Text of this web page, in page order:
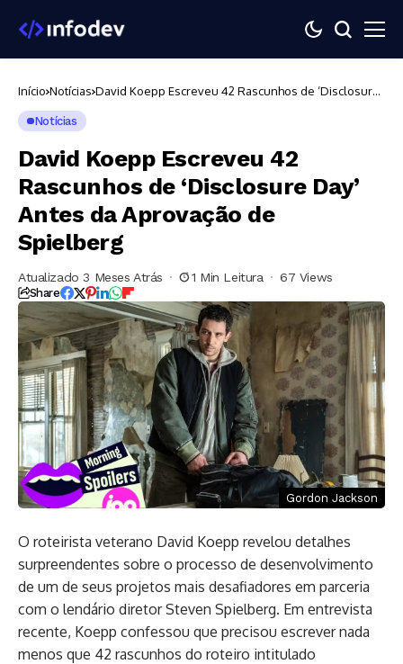
Início Notícias David Koepp Escreveu 42 Rascunhos de ‘Disclosure
Notícias
David Koepp Escreveu 42
Rascunhos de ‘Disclosure Day’
Antes da Aprovação de
Spielberg
Atualizado 3 Meses Atrás 1 Min Leitura 67 Views
Share
Gordon Jackson
O roteirista veterano David Koepp revelou detalhes
surpreendentes sobre o processo de desenvolvimento
de um de seus projetos mais desafiadores em parceria
com o lendário diretor Steven Spielberg. Em entrevista
recente, Koepp confessou que precisou escrever nada
menos que 42 rascunhos do roteiro intitulado